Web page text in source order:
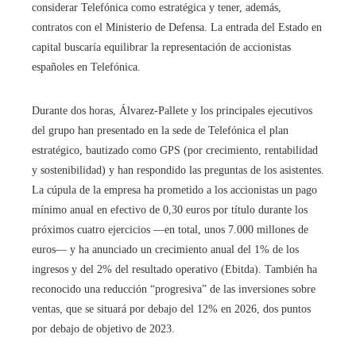
considerar Telefónica como estratégica y tener, además,
contratos con el Ministerio de Defensa. La entrada del Estado en
capital buscaría equilibrar la representación de accionistas
españoles en Telefónica.
Durante dos horas, Álvarez-Pallete y los principales ejecutivos
del grupo han presentado en la sede de Telefónica el plan
estratégico, bautizado como GPS (por crecimiento, rentabilidad
y sostenibilidad) y han respondido las preguntas de los asistentes.
La cúpula de la empresa ha prometido a los accionistas un pago
mínimo anual en efectivo de 0,30 euros por título durante los
próximos cuatro ejercicios —en total, unos 7.000 millones de
euros— y ha anunciado un crecimiento anual del 1% de los
ingresos y del 2% del resultado operativo (Ebitda). También ha
reconocido una reducción “progresiva” de las inversiones sobre
ventas, que se situará por debajo del 12% en 2026, dos puntos
por debajo de objetivo de 2023.